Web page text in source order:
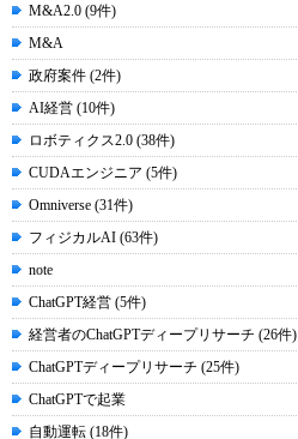
M&A2.0 (9件)
M&A
政府案件 (2件)
AI経営 (10件)
ロボティクス2.0 (38件)
CUDAエンジニア (5件)
Omniverse (31件)
フィジカルAI (63件)
note
ChatGPT経営 (5件)
経営者のChatGPTディープリサーチ (26件)
ChatGPTディープリサーチ (25件)
ChatGPTで起業
自動運転 (18件)